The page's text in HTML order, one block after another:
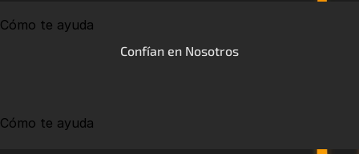
Cómo te ayuda
Confían en Nosotros
Cómo te ayuda